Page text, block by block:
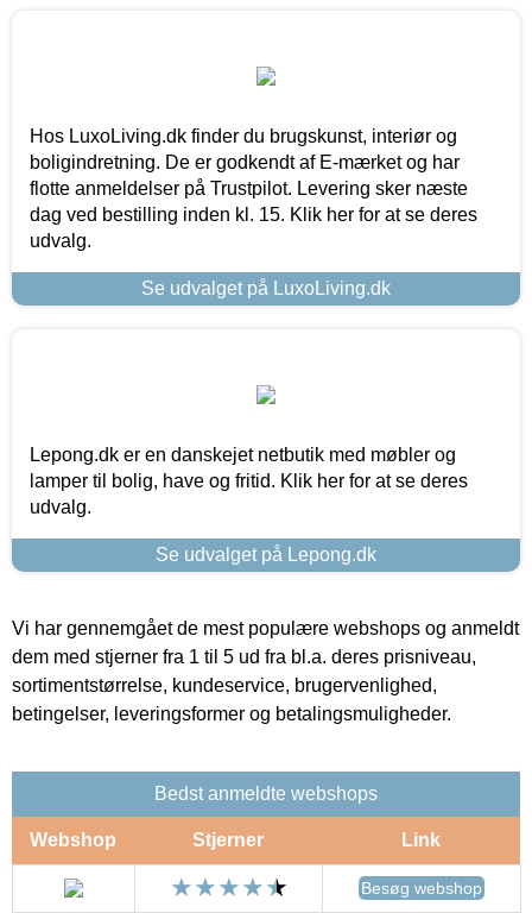
Hos LuxoLiving.dk finder du brugskunst, interiør og
boligindretning. De er godkendt af E-mærket og har
flotte anmeldelser på Trustpilot. Levering sker næste
dag ved bestilling inden kl. 15. Klik her for at se deres
udvalg.
Se udvalget på LuxoLiving.dk
Lepong.dk er en danskejet netbutik med møbler og
lamper til bolig, have og fritid. Klik her for at se deres
udvalg.
Se udvalget på Lepong.dk
Vi har gennemgået de mest populære webshops og anmeldt
dem med stjerner fra 1 til 5 ud fra bl.a. deres prisniveau,
sortimentstørrelse, kundeservice, brugervenlighed,
betingelser, leveringsformer og betalingsmuligheder.
Bedst anmeldte webshops
Webshop Stjerner Link
Besøg webshop